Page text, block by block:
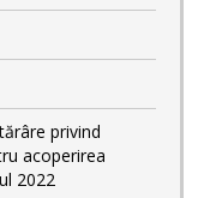
privind
acoperirea
2022